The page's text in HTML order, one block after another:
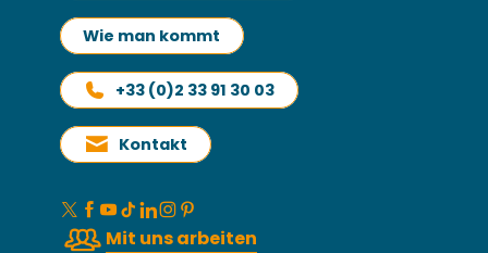
Wie man kommt
+33 (0)2 33 91 30 03
Kontakt
Mit uns arbeiten